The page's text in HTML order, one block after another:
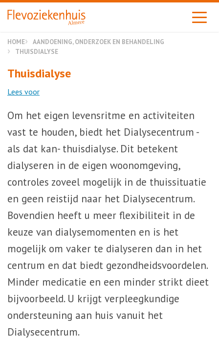
Almere
HOME
AANDOENING, ONDERZOEK EN BEHANDELING
THUISDIALYSE
Thuisdialyse
Lees voor
Om het eigen levensritme en activiteiten
vast te houden, biedt het Dialysecentrum -
als dat kan- thuisdialyse. Dit betekent
dialyseren in de eigen woonomgeving,
controles zoveel mogelijk in de thuissituatie
en geen reistijd naar het Dialysecentrum.
Bovendien heeft u meer flexibiliteit in de
keuze van dialysemomenten en is het
mogelijk om vaker te dialyseren dan in het
centrum en dat biedt gezondheidsvoordelen.
Minder medicatie en een minder strikt dieet
bijvoorbeeld. U krijgt verpleegkundige
ondersteuning aan huis vanuit het
Dialysecentrum.